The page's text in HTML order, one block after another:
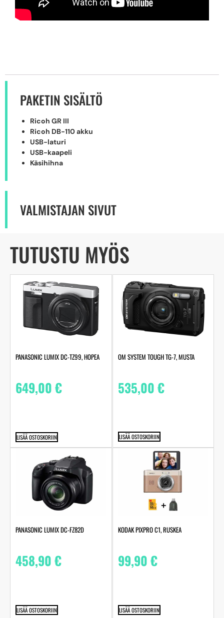
PAKETIN SISÄLTÖ
Ricoh GR III
Ricoh DB-110 akku
USB-laturi
USB-kaapeli
Käsihihna
VALMISTAJAN SIVUT
TUTUSTU MYÖS
PANASONIC LUMIX DC-TZ99, HOPEA
649,00€
LISÄÄ OSTOSKORIIN
OM SYSTEM TOUGH TG-7, MUSTA
535,00€
LISÄÄ OSTOSKORIIN
PANASONIC LUMIX DC-FZ82D
458,90€
LISÄÄ OSTOSKORIIN
KODAK PIXPRO C1, RUSKEA
99,90€
LISÄÄ OSTOSKORIIN